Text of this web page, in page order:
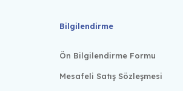
Bilgilendirme
Ön Bilgilendirme Formu
Mesafeli Satış Sözleşmesi